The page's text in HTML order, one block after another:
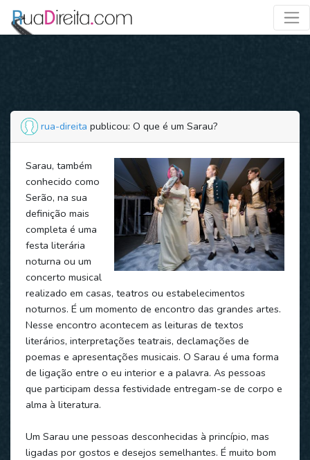
rua-direita publicou: O que é um Sarau?
Sarau, também
conhecido como
Serão, na sua
definição mais
completa é uma
festa literária
noturna ou um
concerto musical
realizado em casas, teatros ou estabelecimentos
noturnos. É um momento de encontro das grandes artes.
Nesse encontro acontecem as leituras de textos
literários, interpretações teatrais, declamações de
poemas e apresentações musicais. O Sarau é uma forma
de ligação entre o eu interior e a palavra. As pessoas
que participam dessa festividade entregam-se de corpo e
alma à literatura.
Um Sarau une pessoas desconhecidas à princípio, mas
ligadas por gostos e desejos semelhantes. É muito bom